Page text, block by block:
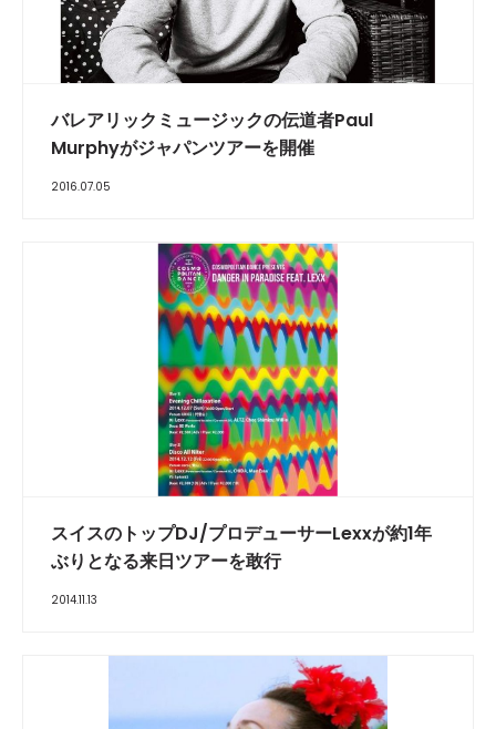
バレアリックミュージックの伝道者Paul
Murphyがジャパンツアーを開催
2016.07.05
スイスのトップDJ/プロデューサーLexxが約1年
ぶりとなる来日ツアーを敢行
2014.11.13